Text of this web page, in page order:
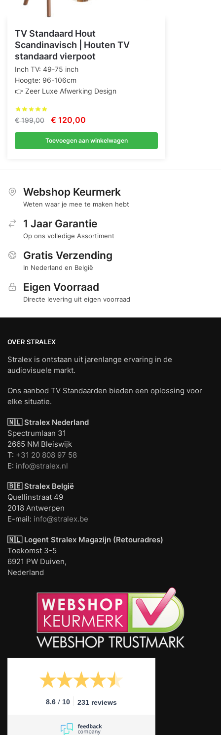
TV Standaard Hout
Scandinavisch | Houten TV
standaard vierpoot
Inch TV: 49-75 inch
Hoogte: 96-106cm
👉 Zeer Luxe Afwerking Design
€199,00
Oorspronkelijke
prijs
was:
€ 120,00
prijs
is:
Toevoegen aan winkelwagen
Webshop Keurmerk
Weten waar je mee te maken hebt
1 Jaar Garantie
Op ons volledige Assortiment
Gratis Verzending
In Nederland en België
Eigen Voorraad
Directe levering uit eigen voorraad
OVER STRALEX
Stralex is ontstaan uit jarenlange ervaring in de
audiovisuele markt.
Ons aanbod TV Standaarden bieden een oplossing voor
elke situatie.
🇳🇱 Stralex Nederland
Spectrumlaan 31
2665 NM Bleiswijk
T: +31 20 808 97 58
E: info@stralex.nl
🇧🇪 Stralex België
Quellinstraat 49
2018 Antwerpen
E-mail: info@stralex.be
🇳🇱 Logent Stralex Magazijn (Retouradres)
Toekomst 3-5
6921 PW Duiven,
Nederland
8.6 / 10 231 reviews